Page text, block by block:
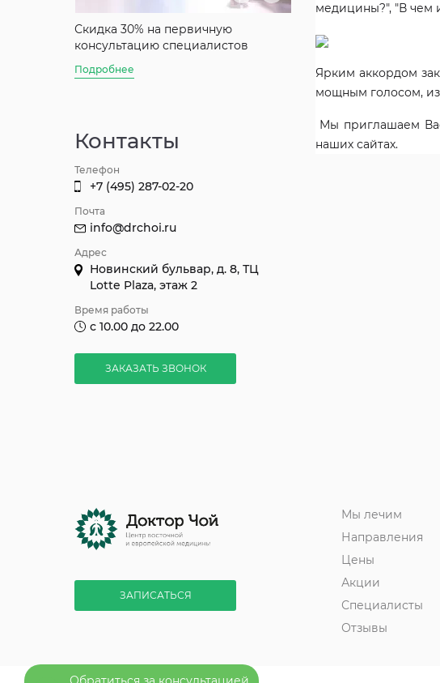
Скидка 30% на первичную
консультацию специалистов
Подробнее
консультацию доктора
Контакты
Телефон
+7 (495) 287-02-20
Почта
info@drchoi.ru
Адрес
Новинский бульвар, д. 8, ТЦ
Lotte Plaza, этаж 2
Время работы
с 10.00 до 22.00
ЗАКАЗАТЬ ЗВОНОК
медицины?", "В чем
Ярким аккордом
мощным голосом,
Мы приглашаем
наших сайтах.
ЗАПИСАТЬСЯ
Мы лечим
Направления
Цены
Акции
Специалисты
Отзывы